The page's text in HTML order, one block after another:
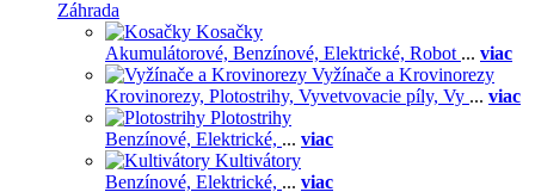
Záhrada
Kosačky
Akumulátorové, Benzínové, Elektrické, Robot ... viac
Vyžínače a Krovinorezy
Krovinorezy, Plotostrihy, Vyvetvovacie píly, Vy ... viac
Plotostrihy
Benzínové, Elektrické, ... viac
Kultivátory
Benzínové, Elektrické, ... viac